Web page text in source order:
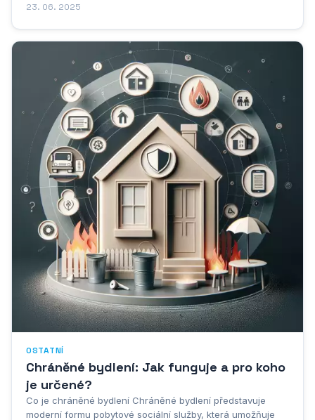
interval mezi kontaktem s původcem onemocnění a prvními
23. 06. 2025
OSTATNÍ
Chráněné bydlení: Jak funguje a pro koho
je určené?
Co je chráněné bydlení Chráněné bydlení představuje
moderní formu pobytové sociální služby, která umožňuje